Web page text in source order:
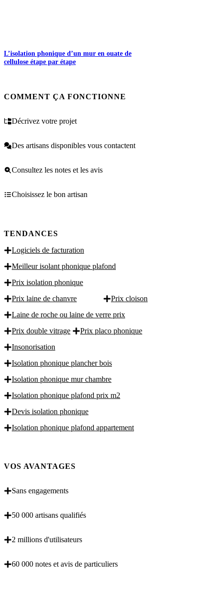
L’isolation phonique d’un mur en ouate de
cellulose étape par étape
COMMENT ÇA FONCTIONNE
Décrivez votre projet
Des artisans disponibles vous contactent
Consultez les notes et les avis
Choisissez le bon artisan
TENDANCES
Logiciels de facturation
Meilleur isolant phonique plafond
Prix isolation phonique
Prix laine de chanvre
Prix cloison
Laine de roche ou laine de verre prix
Prix double vitrage
Prix placo phonique
Insonorisation
Isolation phonique plancher bois
Isolation phonique mur chambre
Isolation phonique plafond prix m2
Devis isolation phonique
Isolation phonique plafond appartement
VOS AVANTAGES
Sans engagements
50 000 artisans qualifiés
2 millions d'utilisateurs
60 000 notes et avis de particuliers